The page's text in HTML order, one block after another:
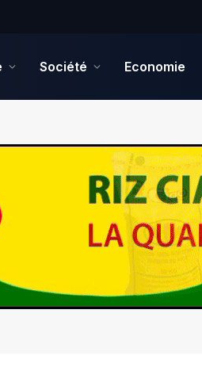
Société Economie